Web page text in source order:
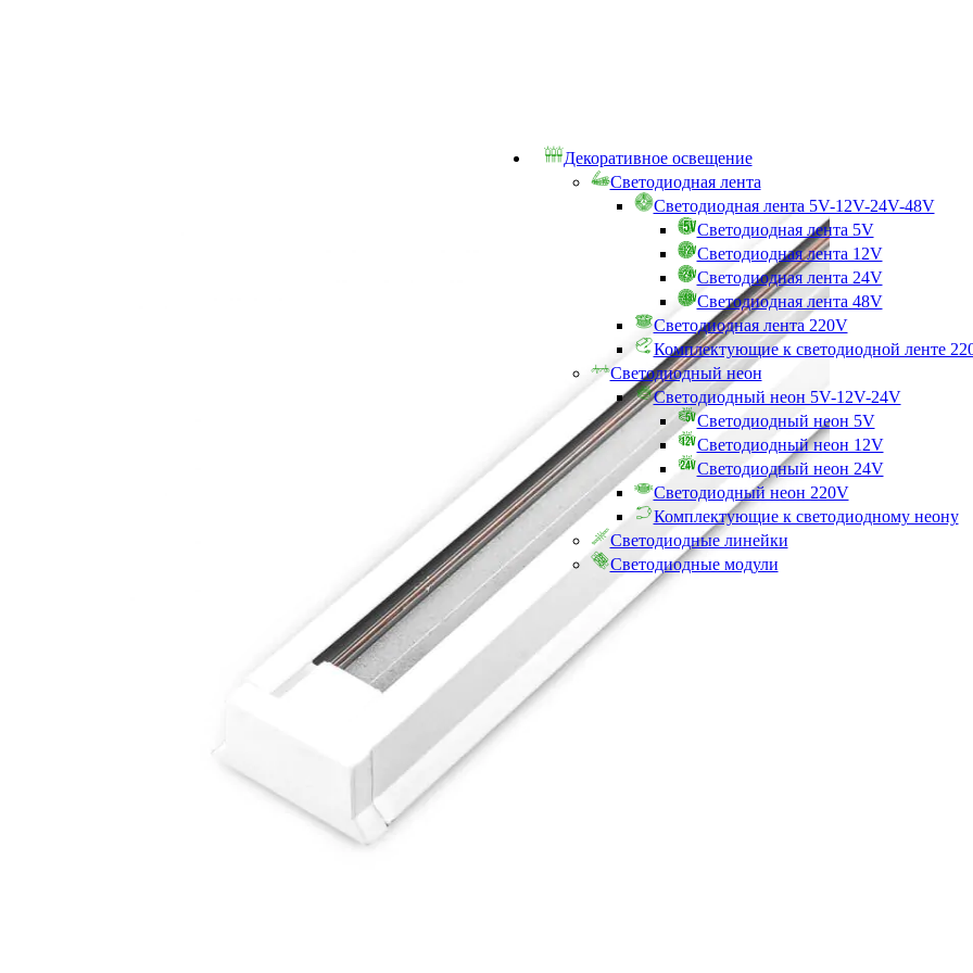
Декоративное освещение
Светодиодная лента
Светодиодная лента 5V-12V-24V-48V
Светодиодная лента 5V
Светодиодная лента 12V
Светодиодная лента 24V
Светодиодная лента 48V
Светодиодная лента 220V
Комплектующие к светодиодной ленте
Светодиодный неон
Светодиодный неон 5V-12V-24V
Светодиодный неон 5V
Светодиодный неон 12V
Светодиодный неон 24V
Светодиодный неон 220V
Комплектующие к светодиодному неону
Светодиодные линейки
Светодиодные модули